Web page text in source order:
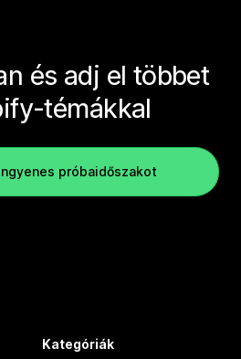
és adj el többet
témákkal
próbaidőszakot
Kategóriák